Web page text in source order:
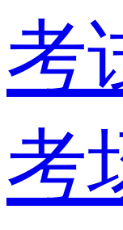
考
考